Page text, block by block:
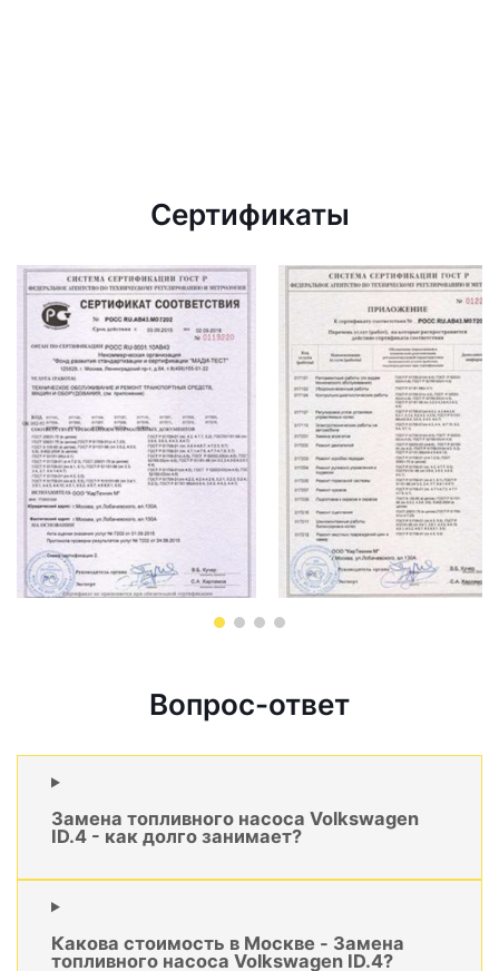
Сертификаты
Вопрос-ответ
Замена топливного насоса Volkswagen
ID.4 - как долго занимает?
Какова стоимость в Москве - Замена
топливного насоса Volkswagen ID.4?